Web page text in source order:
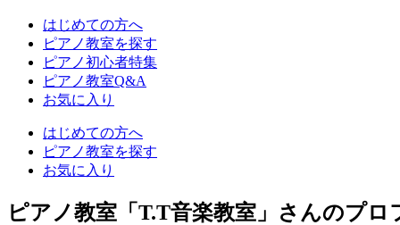
はじめての方へ
ピアノ教室を探す
ピアノ初心者特集
ピアノ教室Q&A
お気に入り
はじめての方へ
ピアノ教室を探す
お気に入り
ピアノ教室「T.T音楽教室」さんのプロ